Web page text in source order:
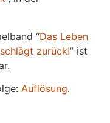
“Das Leben
zurück!” ist
Auflösung.